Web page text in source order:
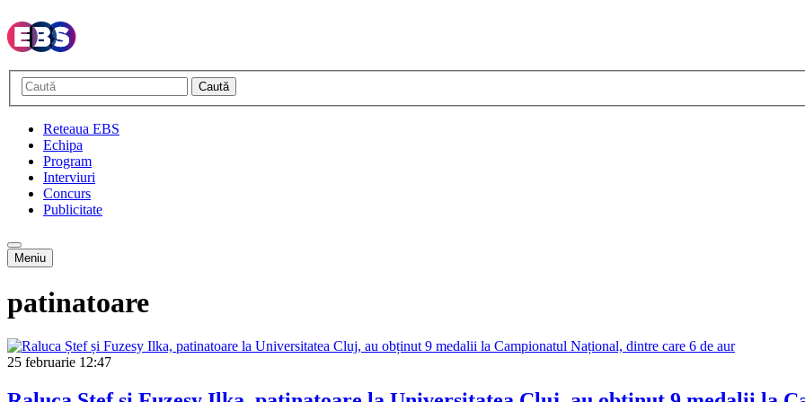
Caută
Reteaua EBS
Echipa
Program
Interviuri
Concurs
Publicitate
Meniu
patinatoare
25 februarie 12:47